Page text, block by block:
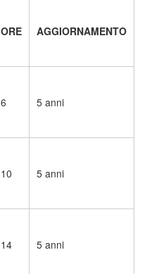
ORE AGGIORNAMENTO
6 5 anni
10 5 anni
14 5 anni